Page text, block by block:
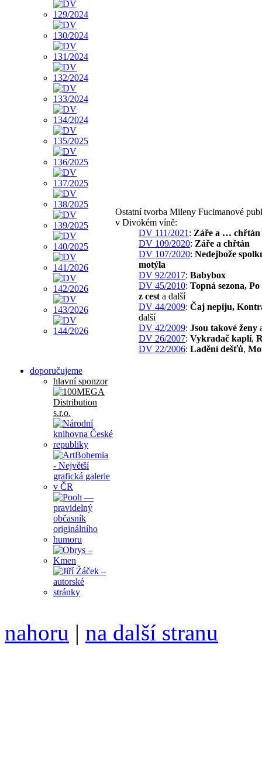
doporučujeme
hlavní sponzor
Ostatní tvorba Mileny Fucimanové
v Divokém víně:
DV 111/2021 : Záře a … chřtán
DV 109/2020: Záře a chřtán
DV 107/2020: Nedejbože
motýla
DV 92/2017: Babybox
DV 45/2010: Topná sezona,
z cest a další
DV 44/2009: Čaj nepiju,
další
DV 42/2009: Jsou takové ženy
DV 26/2007: Vykradač kaplí,
DV 22/2006: Ladění dešťů,
nahoru | na další stranu